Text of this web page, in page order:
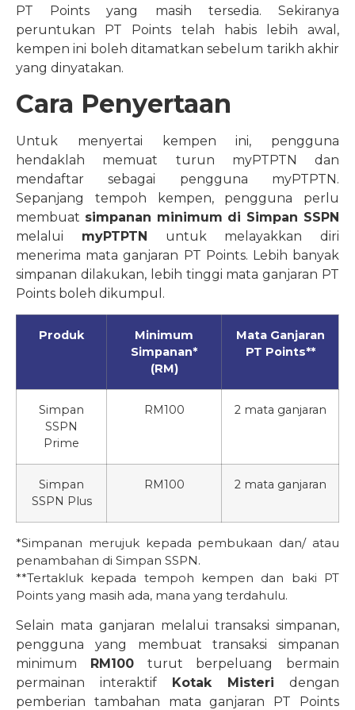
PT Points yang masih tersedia. Sekiranya
peruntukan PT Points telah habis lebih awal,
kempen ini boleh ditamatkan sebelum tarikh akhir
yang dinyatakan.
Cara Penyertaan
Untuk menyertai kempen ini, pengguna
hendaklah memuat turun myPTPTN dan
mendaftar sebagai pengguna myPTPTN.
Sepanjang tempoh kempen, pengguna perlu
membuat simpanan minimum di Simpan SSPN
melalui myPTPTN untuk melayakkan diri
menerima mata ganjaran PT Points. Lebih banyak
simpanan dilakukan, lebih tinggi mata ganjaran PT
Points boleh dikumpul.
Produk
Minimum
Simpanan*
(RM)
Mata Ganjaran
PT Points**
Simpan
SSPN
Prime
RM100 2 mata ganjaran
Simpan
SSPN Plus
RM100 2 mata ganjaran
*Simpanan merujuk kepada pembukaan dan/ atau
penambahan di Simpan SSPN.
**Tertakluk kepada tempoh kempen dan baki PT
Points yang masih ada, mana yang terdahulu.
Selain mata ganjaran melalui transaksi simpanan,
pengguna yang membuat transaksi simpanan
minimum RM100turut berpeluang bermain
permainan interaktif Kotak Misteri dengan
pemberian tambahan mata ganjaran PT Points